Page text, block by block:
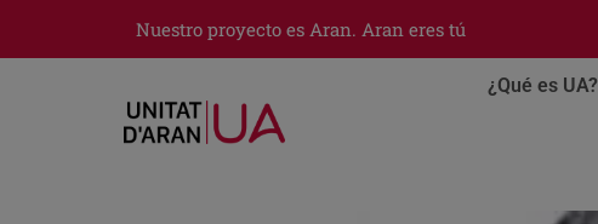
Nuestro proyecto es Aran. Aran eres tú
¿Qué es UA?